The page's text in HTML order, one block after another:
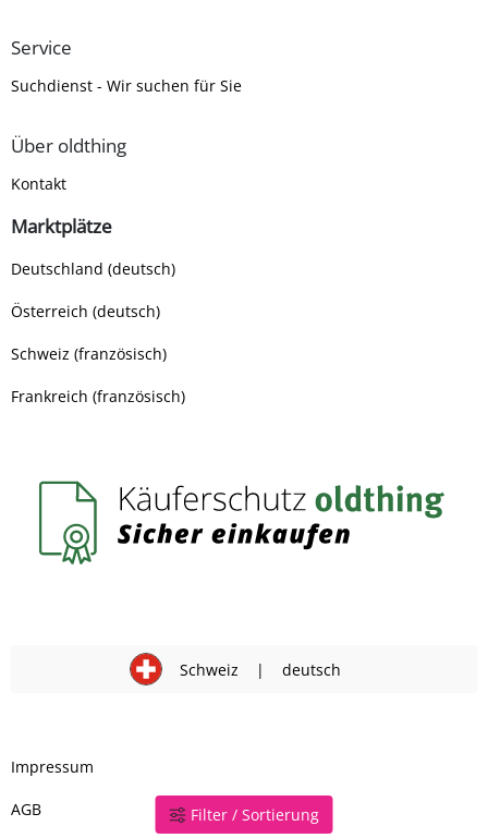
Filter / Sortierung
Service
Suchdienst - Wir suchen für Sie
Über oldthing
Kontakt
Marktplätze
Deutschland (deutsch)
Österreich (deutsch)
Schweiz (französisch)
Frankreich (französisch)
Schweiz | deutsch
Impressum
AGB